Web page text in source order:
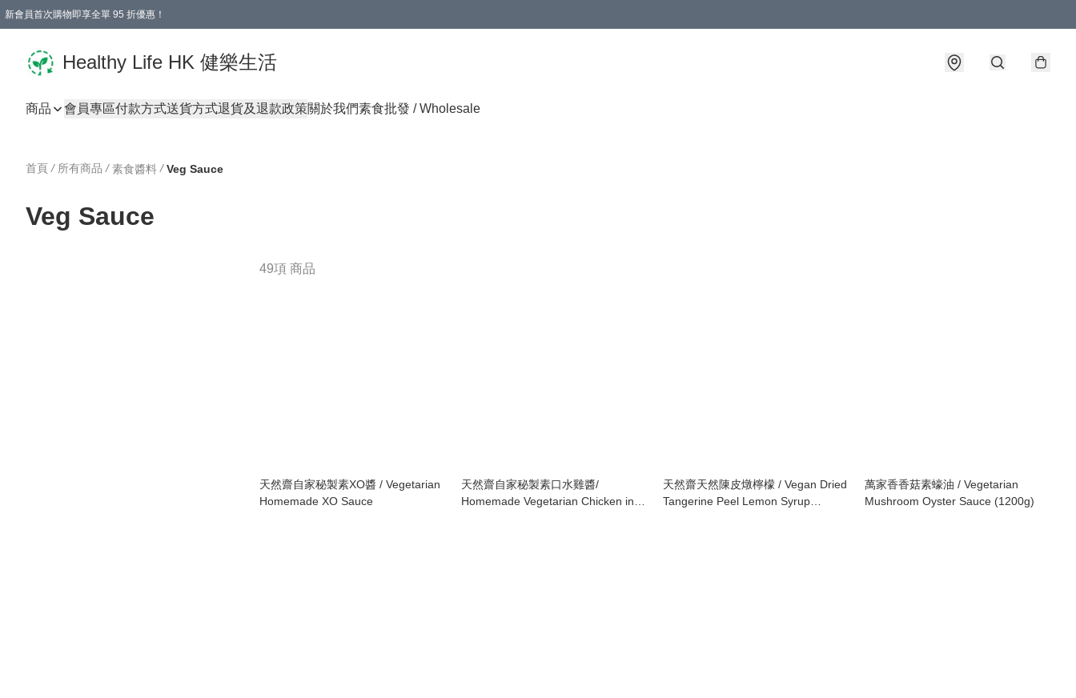
新會員首次購物即享全單 95 折優惠！
Healthy Life HK 健樂生活
商品 會員專區付款方式送貨方式退貨及退款政策關於我們素食批發 / Wholesale
首頁 / 所有商品 / 素食醬料 / Veg Sauce
Veg Sauce
49項 商品
天然齋自家秘製素XO醬 / Vegetarian
Homemade XO Sauce
天然齋自家秘製素口水雞醬/
Homemade Vegetarian Chicken in
天然齋天然陳皮燉檸檬 / Vegan Dried
Tangerine Peel Lemon Syrup
萬家香香菇素蠔油 / Vegetarian
Mushroom Oyster Sauce (1200g)